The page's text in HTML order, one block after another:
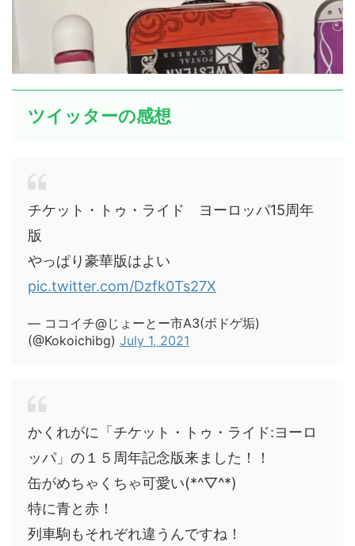
ツイッターの感想
チケット・トゥ・ライド ヨーロッパ15周年
版
やっぱり豪華版はよい
pic.twitter.com/Dzfk0Ts27X
— ココイチ@じょーとー市A3(ボドゲ垢)
(@Kokoichibg) July 1, 2021
かくれがに「チケット・トゥ・ライド:ヨーロ
ッパ」の１５周年記念版来ました！！
缶がめちゃくちゃ可愛い(*^▽^*)
特に青と赤！
列車駒もそれぞれ違うんですね！